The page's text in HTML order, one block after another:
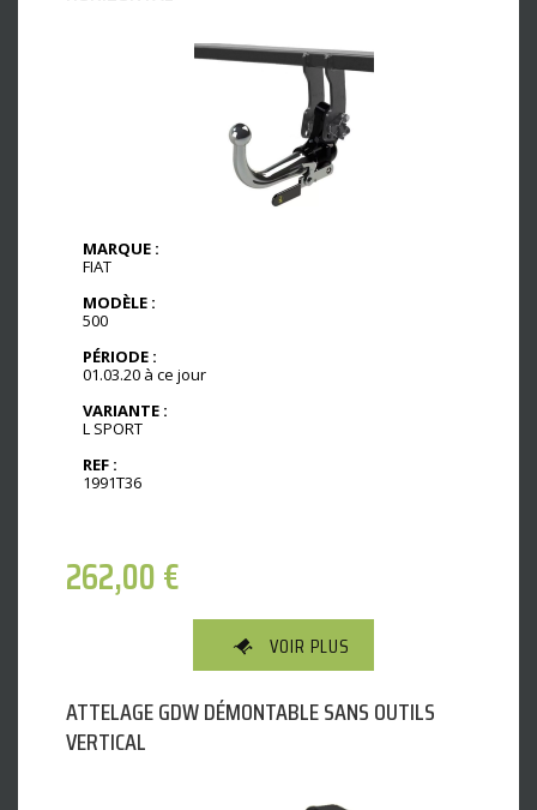
MARQUE :
FIAT
MODÈLE :
500
PÉRIODE :
01.03.20 à ce jour
VARIANTE :
L SPORT
REF :
1991T36
262,00€
VOIR PLUS
ATTELAGE GDW DÉMONTABLE SANS OUTILS
VERTICAL